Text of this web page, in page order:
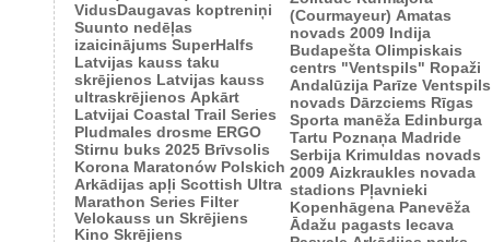
VidusDaugavas koptreniņi
Suunto nedēļas
izaicinājums SuperHalfs
Latvijas kauss taku
skrējienos Latvijas kauss
ultraskrējienos Apkārt
Latvijai Coastal Trail Series
Pludmales drosme ERGO
Stirnu buks 2025 Brīvsolis
Korona Maratonów Polskich
Arkādijas apļi Scottish Ultra
Marathon Series Filter
Velokauss un Skrējiens
Kino Skrējiens
(Courmayeur) Amatas
novads 2009 Indija
Budapešta Olimpiskais
centrs "Ventspils" Ropaži
Andalūzija Parīze Ventspils
novads Dārzciems Rīgas
Sporta manēža Edinburga
Tartu Poznaņa Madride
Serbija Krimuldas novads
2009 Aizkraukles novada
stadions Pļavnieki
Kopenhāgena Panevēža
Ādažu pagasts Iecava